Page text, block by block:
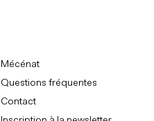
Mécénat
Questions fréquentes
Contact